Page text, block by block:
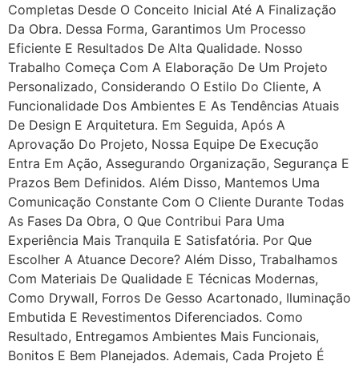
Completas Desde O Conceito Inicial Até A Finalização
Da Obra. Dessa Forma, Garantimos Um Processo
Eficiente E Resultados De Alta Qualidade. Nosso
Trabalho Começa Com A Elaboração De Um Projeto
Personalizado, Considerando O Estilo Do Cliente, A
Funcionalidade Dos Ambientes E As Tendências Atuais
De Design E Arquitetura. Em Seguida, Após A
Aprovação Do Projeto, Nossa Equipe De Execução
Entra Em Ação, Assegurando Organização, Segurança E
Prazos Bem Definidos. Além Disso, Mantemos Uma
Comunicação Constante Com O Cliente Durante Todas
As Fases Da Obra, O Que Contribui Para Uma
Experiência Mais Tranquila E Satisfatória. Por Que
Escolher A Atuance Decore? Além Disso, Trabalhamos
Com Materiais De Qualidade E Técnicas Modernas,
Como Drywall, Forros De Gesso Acartonado, Iluminação
Embutida E Revestimentos Diferenciados. Como
Resultado, Entregamos Ambientes Mais Funcionais,
Bonitos E Bem Planejados. Ademais, Cada Projeto É